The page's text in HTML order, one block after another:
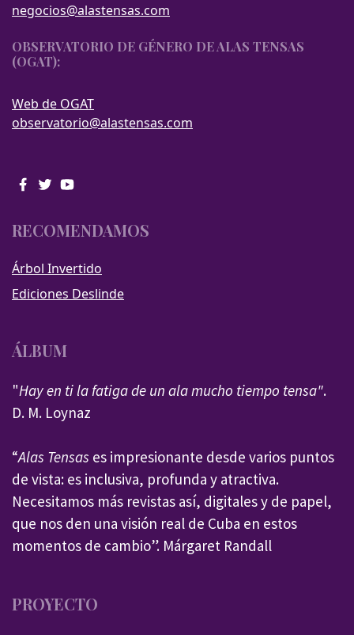
negocios@alastensas.com
OBSERVATORIO DE GÉNERO DE ALAS TENSAS
(OGAT):
Web de OGAT
observatorio@alastensas.com
RECOMENDAMOS
Árbol Invertido
Ediciones Deslinde
ÁLBUM
"Hay en ti la fatiga de un ala mucho tiempo tensa".
D. M. Loynaz
“Alas Tensas es impresionante desde varios puntos
de vista: es inclusiva, profunda y atractiva.
Necesitamos más revistas así, digitales y de papel,
que nos den una visión real de Cuba en estos
momentos de cambio”. Márgaret Randall
PROYECTO